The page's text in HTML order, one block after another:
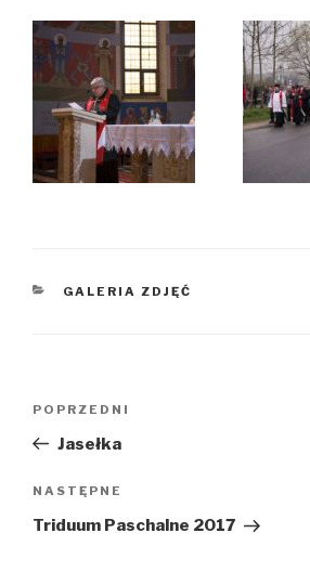
KATEGORIE
GALERIA ZDJĘĆ
Poprzedni
wpis
POPRZEDNI
Jasełka
Następny
wpis
NASTĘPNE
Triduum Paschalne 2017